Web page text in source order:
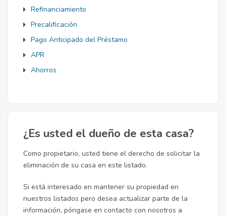
Refinanciamiento
Precalificación
Pago Anticipado del Préstamo
APR
Ahorros
¿Es usted el dueño de esta casa?
Como propietario, usted tiene el derecho de solicitar la
eliminación de su casa en este listado.
Si está interesado en mantener su propiedad en
nuestros listados pero desea actualizar parte de la
información, póngase en contacto con nosotros a